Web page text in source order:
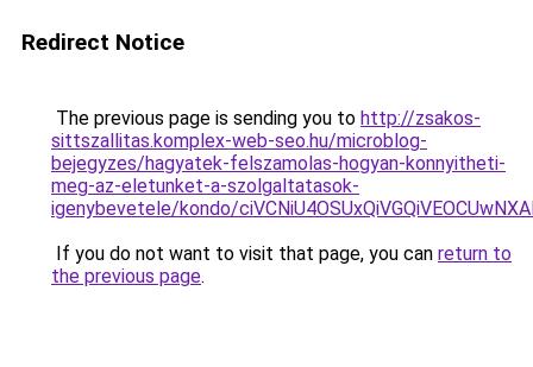
Redirect Notice
The previous page is sending you to http://zsakos-
sittszallitas.komplex-web-seo.hu/microblog-
bejegyzes/hagyatek-felszamolas-hogyan-konnyitheti-
meg-az-eletunket-a-szolgaltatasok-
igenybevetele/kondo/
If you do not want to visit that page, you can return to
the previous page.